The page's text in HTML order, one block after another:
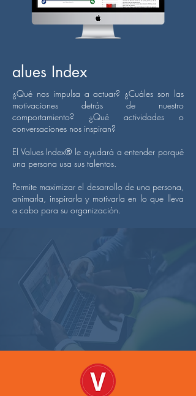
alues Index
¿Qué nos impulsa a actuar? ¿Cuáles son las
motivaciones detrás de nuestro
comportamiento? ¿Qué actividades o
conversaciones nos inspiran?
El Values Index® le ayudará a entender porqué
una persona usa sus talentos.
Permite maximizar el desarrollo de una persona,
animarla, inspirarla y motivarla en lo que lleva
a cabo para su organización.